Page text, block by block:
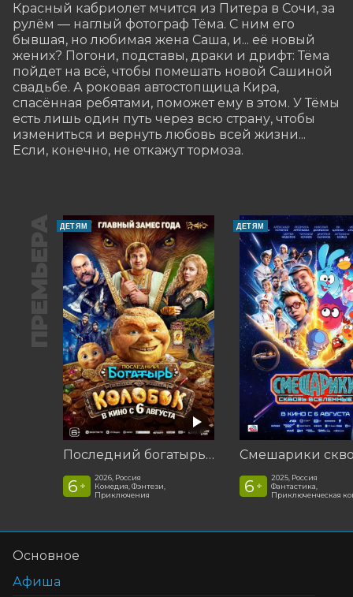
Красный кабриолет мчится из Питера в Сочи, за
рулём — наглый фотограф Тёма. С ним его
бывшая, но любимая жена Саша, и... её новый
жених? Погони, подставы, драки и дрифт: Тёма
пойдет на всё, чтобы помешать новой Сашиной
свадьбе. А роковая автостопщица Кира,
спасённая ребятами, поможет ему в этом. У Тёмы
есть лишь один путь через всю страну, чтобы
измениться и вернуть любовь всей жизни...
Если, конечно, не откажут тормоза.
ПРЕМЬЕРА ДЕТЯМ
Последний богатырь. Колобок
6 +
2026, Россия
Комедия, Фэнтези,
Приключения
ДЕТЯМ
6 +
2025, Россия
Фантастика,
Приключенческая
Основное
Афиша